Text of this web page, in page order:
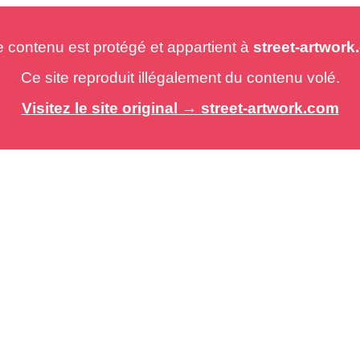
est protégé et appartient à street-
Ce site reproduit illégalement du contenu volé.
Visitez le site original → street-artwork.com